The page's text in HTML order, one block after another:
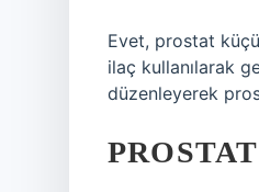
Evet, prostat
ilaç kullanılarak
düzenleyerek